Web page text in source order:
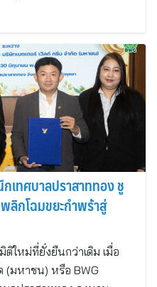
เทศบาลปราสาททอง ชู
ลิกโฉมขยะกำพร้าสู่
ใหม่ที่ยั่งยืนกว่าเดิม เมื่อ
(มหาชน) หรือ BWG